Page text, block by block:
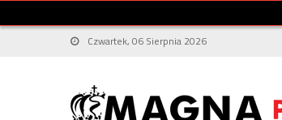
Czwartek, 06 Sierpnia 2026